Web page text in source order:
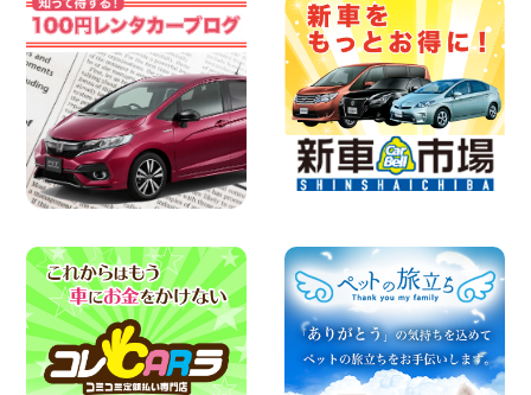
お盆も休まず営業します! 神奈川県 横浜
旭南本宿町店
100円レンタカー 横浜旭南本宿町
2026年08月07日
お引越しに便利で最適!(禁煙車両) 香川県
坂出川津店
100円レンタカー 坂出川津
2026年08月07日
【カーシェアのレンタカーが2台になりま
100円レンタカー 各務原那加
2026年08月06日
空き有ります!!コンパクトSUV 軽 ミニバ
ン 軽トラ 車種多数!!関東圏必見♪ 東京都
町田根岸店
100円レンタカー 町田根岸
2026年08月06日